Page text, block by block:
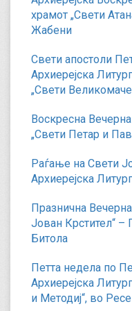
храмот „Свети
Жабени
Свети апостоли
Архиерејска
„Свети
Воскресна
„Свети Петар и
Раѓање на Свети
Архиерејска
Празнична
Јован Крстител“ –
Битола
Петта недела по
Архиерејска
и Методиј“, во